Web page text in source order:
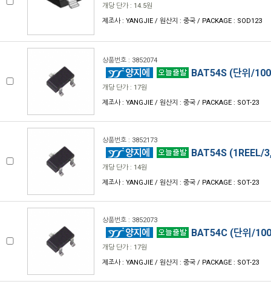
개당 단가 : 14.5원
제조사 : YANGJIE / 원산지 : 중국 / PACKAGE : SOD123
상품번호 : 3852074
BAT54S (단위/
개당 단가 : 17원
제조사 : YANGJIE / 원산지 : 중국 / PACKAGE : SOT-23
상품번호 : 3852173
BAT54S (1REEL/
개당 단가 : 14원
제조사 : YANGJIE / 원산지 : 중국 / PACKAGE : SOT-23
상품번호 : 3852073
BAT54C (단위/
개당 단가 : 17원
제조사 : YANGJIE / 원산지 : 중국 / PACKAGE : SOT-23